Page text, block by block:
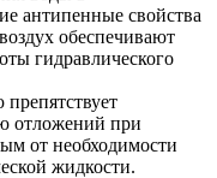
антипенные свойства
обеспечивают
гидравлического
отложений при
от необходимости
жидкости.